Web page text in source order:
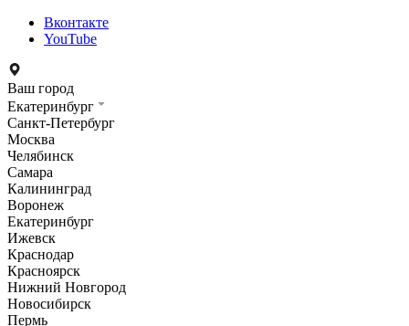
Вконтакте
YouTube
Ваш город
Екатеринбург
Санкт-Петербург
Москва
Челябинск
Самара
Калининград
Воронеж
Екатеринбург
Ижевск
Краснодар
Красноярск
Нижний Новгород
Новосибирск
Пермь